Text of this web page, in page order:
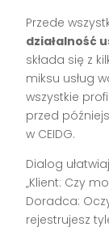
Przede
działalność
składa się z
miksu usług
wszystkie
przed
w CEIDG.
Dialog
„Klient: Czy
Doradca:
rejestrujesz